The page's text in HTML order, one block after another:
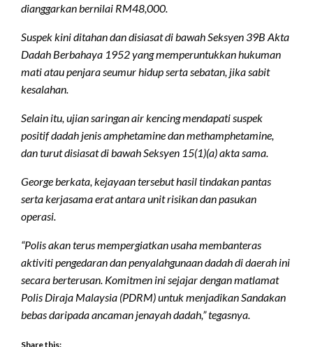
dianggarkan bernilai RM48,000.
Suspek kini ditahan dan disiasat di bawah Seksyen 39B Akta
Dadah Berbahaya 1952 yang memperuntukkan hukuman
mati atau penjara seumur hidup serta sebatan, jika sabit
kesalahan.
Selain itu, ujian saringan air kencing mendapati suspek
positif dadah jenis amphetamine dan methamphetamine,
dan turut disiasat di bawah Seksyen 15(1)(a) akta sama.
George berkata, kejayaan tersebut hasil tindakan pantas
serta kerjasama erat antara unit risikan dan pasukan
operasi.
“Polis akan terus mempergiatkan usaha membanteras
aktiviti pengedaran dan penyalahgunaan dadah di daerah ini
secara berterusan. Komitmen ini sejajar dengan matlamat
Polis Diraja Malaysia (PDRM) untuk menjadikan Sandakan
bebas daripada ancaman jenayah dadah,” tegasnya.
Share this: